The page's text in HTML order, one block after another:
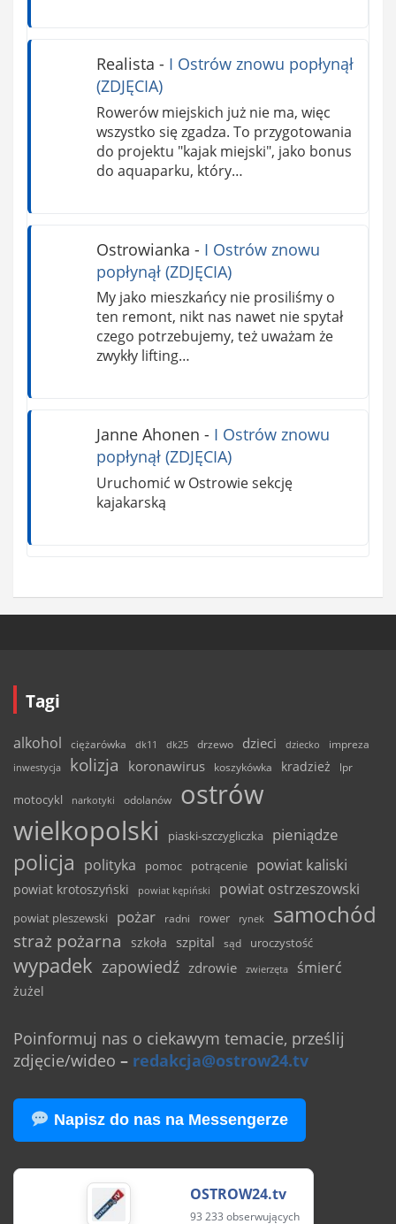
Realista - I Ostrów znowu popłynął
(ZDJĘCIA)
Rowerów miejskich już nie ma, więc
wszystko się zgadza. To przygotowania
do projektu "kajak miejski", jako bonus
do aquaparku, który…
Ostrowianka - I Ostrów znowu
popłynął (ZDJĘCIA)
My jako mieszkańcy nie prosiliśmy o
ten remont, nikt nas nawet nie spytał
czego potrzebujemy, też uważam że
zwykły lifting…
Janne Ahonen - I Ostrów znowu
popłynął (ZDJĘCIA)
Uruchomić w Ostrowie sekcję
kajakarską
Tagi
alkohol ciężarówka dk11 dk25 drzewo dzieci dziecko
impreza
inwestycja
kolizja koronawirus koszykówka kradzież lpr
motocykl narkotyki odolanów
ostrów
wielkopolski
piaski-szczygliczka pieniądze
policja polityka pomoc potrącenie powiat kaliski
powiat krotoszyński powiat kępiński powiat ostrzeszowski
powiat pleszewski pożar radni rower rynek samochód
straż pożarna szkoła szpital sąd uroczystość
wypadek zapowiedź zdrowie zwierzęta śmierć
żużel
Poinformuj nas o ciekawym temacie, prześlij
zdjęcie/wideo – redakcja@ostrow24.tv
Napisz do nas na Messengerze
OSTROW24.tv
93 233 obserwujących